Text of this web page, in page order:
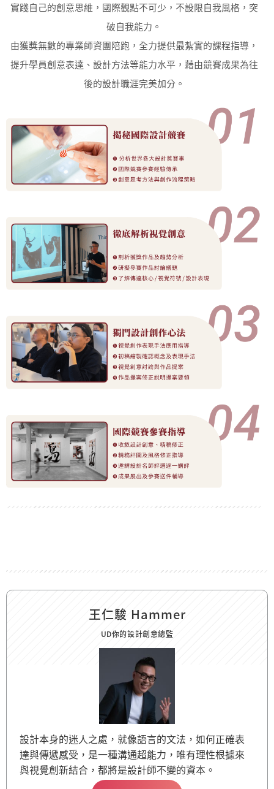
實踐自己的創意思維，國際觀點不可少，不設限自我風格，突
破自我能力。
由獲獎無數的專業師資團陪跑，全力提供最紮實的課程指導，
提升學員創意表達、設計方法等能力水平，藉由競賽成果為往
後的設計職涯完美加分。
王仁駿 Hammer
UD你的設計創意總監
設計本身的迷人之處，就像語言的文法，如何正確表
達與傳遞感受，是一種溝通超能力，唯有理性根據來
與視覺創新結合，都將是設計師不變的資本。